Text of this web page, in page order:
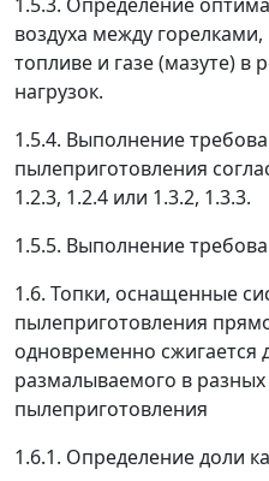
воздуха между
топливе и газе (мазуте) в
нагрузок.
1.5.4. Выполнение
пылеприготовления
1.2.3, 1.2.4 или 1.3.2, 1.3.3.
1.5.5. Выполнение
1.6. Топки, оснащенные
пылеприготовления
одновременно сжигается
размалываемого в разных
пылеприготовления
1.6.1. Определение доли